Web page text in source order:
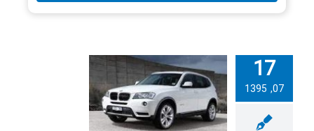
17
07, 1395
سرویس
دوره ای بی ام و X3
مدل 2016 با دیاگ